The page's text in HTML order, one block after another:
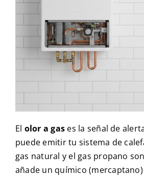
El olor a gas es la señal de
puede emitir tu sistema de
gas natural y el gas propano
añade un químico